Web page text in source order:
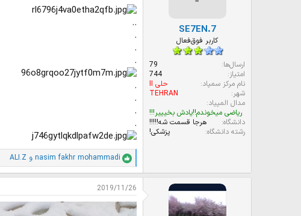
ت
:
SE7EN.7
کاربر فوق‌فعال
ارسال‌ها
79
امتیاز
744
نام مرکز سمپاد
حلی II
شهر
TEHRAN
مدال المپیاد
ریاضی میخوندم!!یادش بخیییر!!!
دانشگاه
هرجا قسمت شه!!!!!
رشته دانشگاه
پزشکی!
..
.
.
.
.
.
.
.
ا
م
ت
ی
ا
ز
nasim fakhr mohammadi و ALI.Z
2019/11/26